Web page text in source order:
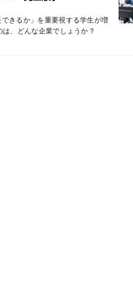
きるか」を重要視する学生が増
、どんな企業でしょうか？